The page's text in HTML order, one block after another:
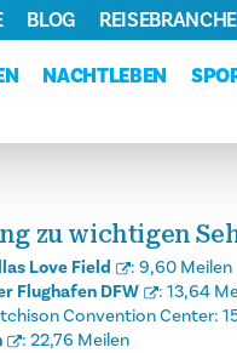
NACHTLEBEN
BLOG REISEBRANCHE
zu wichtigen
Love Field : 9,60 Meilen
Flughafen DFW
: 13,64
Convention Center:
: 22,76 Meilen